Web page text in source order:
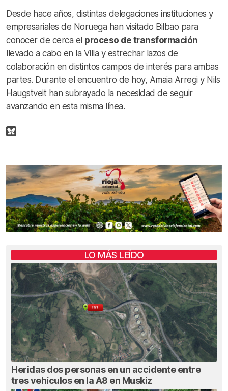
Desde hace años, distintas delegaciones instituciones y
empresariales de Noruega han visitado Bilbao para
conocer de cerca el proceso de transformación
llevado a cabo en la Villa y estrechar lazos de
colaboración en distintos campos de interés para ambas
partes. Durante el encuentro de hoy, Amaia Arregi y Nils
Haugstveit han subrayado la necesidad de seguir
avanzando en esta misma línea.
LO MÁS LEÍDO
Heridas dos personas en un accidente entre
tres vehículos en la A8 en Muskiz